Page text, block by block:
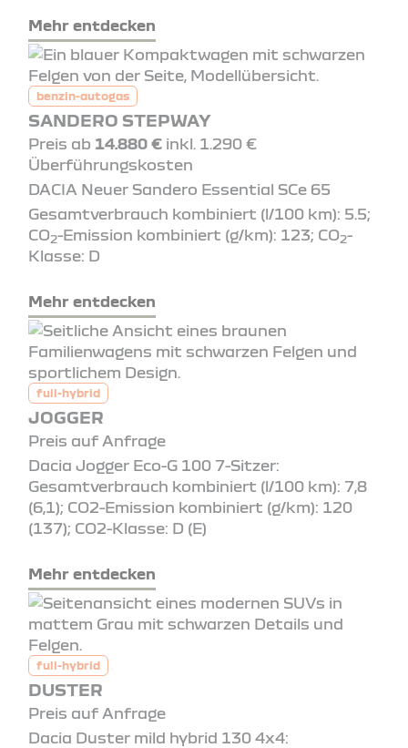
Mehr entdecken
benzin-autogas
SANDERO STEPWAY
Preis ab 14.880 € inkl. 1.290 €
Überführungskosten
DACIA Neuer Sandero Essential SCe 65
Gesamtverbrauch kombiniert (l/100 km): 5.5;
CO2-Emission kombiniert (g/km): 123; CO2-
Klasse: D
Mehr entdecken
full-hybrid
JOGGER
Preis auf Anfrage
Dacia Jogger Eco-G 100 7-Sitzer:
Gesamtverbrauch kombiniert (l/100 km): 7,8
(6,1); CO2-Emission kombiniert (g/km): 120
(137); CO2-Klasse: D (E)
Mehr entdecken
full-hybrid
DUSTER
Preis auf Anfrage
Dacia Duster mild hybrid 130 4x4: